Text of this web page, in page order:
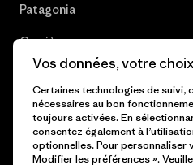
Patagonia
Carrières
Plan du site
Vos données, votre choix
Certaines technologies de suivi,
nécessaires au bon
toujours activées. En
consentez également à
optionnelles. Pour personnaliser
Modifier les préférences ».